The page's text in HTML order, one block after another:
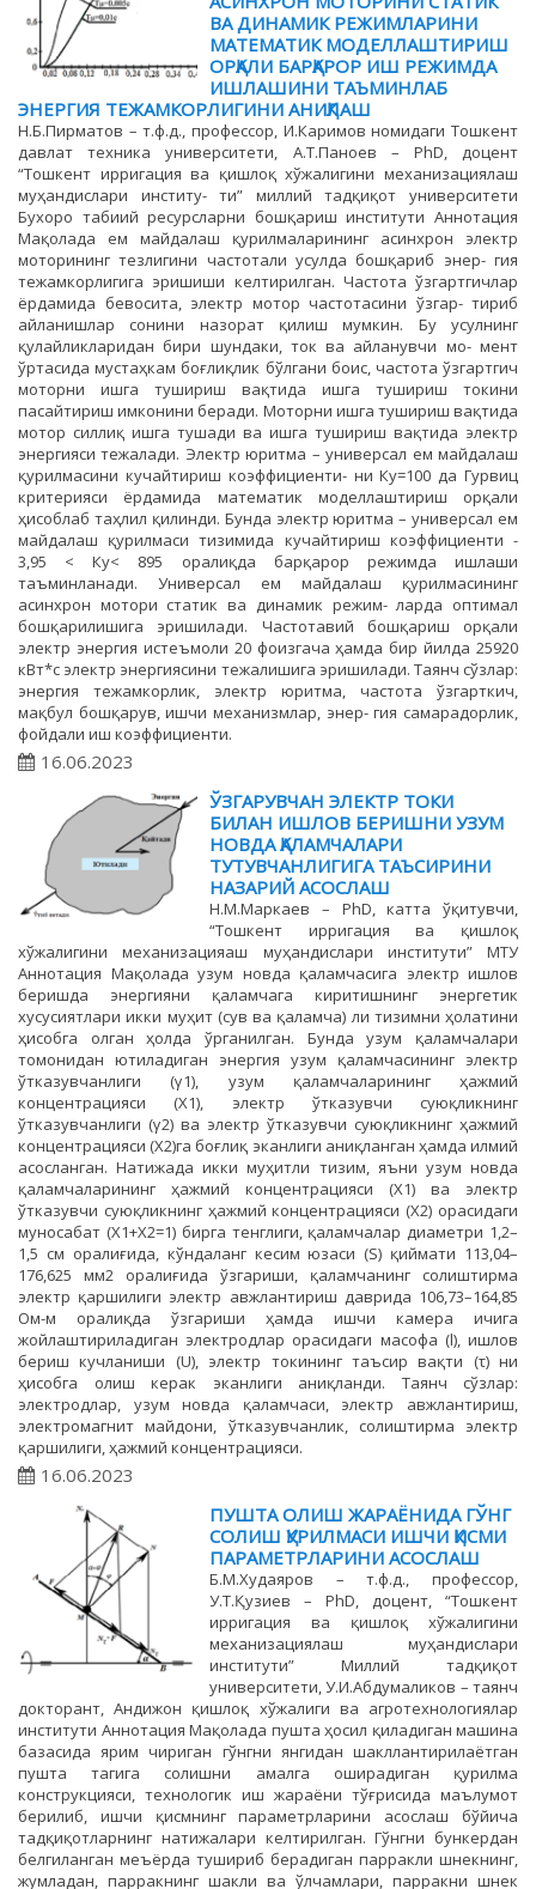
ВА ДИНАМИК РЕЖИМЛАРИНИ
МАТЕМАТИК МОДЕЛЛАШТИРИШ
ОРҚАЛИ БАРҚАРОР ИШ РЕЖИМДА
ИШЛАШИНИ ТАЪМИНЛАБ
ЭНЕРГИЯ ТЕЖАМКОРЛИГИНИ АНИҚЛАШ
Н.Б.Пирматов – т.ф.д., профессор, И.Каримов номидаги Тошкент
давлат техника университети, А.Т.Паноев – PhD, доцент
“Тошкент ирригация ва қишлоқ хўжалигини механизациялаш
муҳандислари институ- ти” миллий тадқиқот университети
Бухоро табиий ресурсларни бошқариш институти Аннотация
Мақолада ем майдалаш қурилмаларининг асинхрон электр
моторининг тезлигини частотали усулда бошқариб энер- гия
тежамкорлигига эришиши келтирилган. Частота ўзгартгичлар
ёрдамида бевосита, электр мотор частотасини ўзгар- тириб
айланишлар сонини назорат қилиш мумкин. Бу усулнинг
қулайликларидан бири шундаки, ток ва айланувчи мо- мент
ўртасида мустаҳкам боғлиқлик бўлгани боис, частота ўзгартгич
моторни ишга тушириш вақтида ишга тушириш токини
пасайтириш имконини беради. Моторни ишга тушириш вақтида
мотор силлиқ ишга тушади ва ишга тушириш вақтида электр
энергияси тежалади. Электр юритма – универсал ем майдалаш
қурилмасини кучайтириш коэффициенти- ни Ку=100 да Гурвиц
критерияси ёрдамида математик моделлаштириш орқали
ҳисоблаб таҳлил қилинди. Бунда электр юритма – универсал ем
майдалаш қурилмаси тизимида кучайтириш коэффициенти -
3,95 < Ку< 895 оралиқда барқарор режимда ишлаши
таъминланади. Универсал ем майдалаш қурилмасининг
асинхрон мотори статик ва динамик режим- ларда оптимал
бошқарилишига эришилади. Частотавий бошқариш орқали
электр энергия истеъмоли 20 фоизгача ҳамда бир йилда 25920
кВт*с электр энергиясини тежалишига эришилади. Таянч сўзлар:
энергия тежамкорлик, электр юритма, частота ўзгарткич,
мақбул бошқарув, ишчи механизмлар, энер- гия самарадорлик,
фойдали иш коэффициенти.
16.06.2023
ЎЗГАРУВЧАН ЭЛEКТР ТОКИ
БИЛАН ИШЛОВ БEРИШНИ УЗУМ
НОВДА ҚАЛАМЧАЛАРИ
ТУТУВЧАНЛИГИГА ТАЪСИРИНИ
НАЗАРИЙ АСОСЛАШ
Н.М.Маркаев – PhD, катта ўқитувчи,
“Тошкент ирригация ва қишлоқ
хўжалигини механизацияаш муҳандислари институти” МТУ
Аннотация Мақолада узум новда қаламчасига электр ишлов
беришда энергияни қаламчага киритишнинг энергетик
хусусиятлари икки муҳит (сув ва қаламча) ли тизимни ҳолатини
ҳисобга олган ҳолда ўрганилган. Бунда узум қаламчалари
томонидан ютиладиган энергия узум қаламчасининг электр
ўтказувчанлиги (γ1), узум қаламчаларининг ҳажмий
концентрацияси (Х1), электр ўтказувчи суюқликнинг
ўтказувчанлиги (γ2) ва электр ўтказувчи суюқликнинг ҳажмий
концентрацияси (Х2)га боғлиқ эканлиги аниқланган ҳамда илмий
асосланган. Натижада икки муҳитли тизим, яъни узум новда
қаламчаларининг ҳажмий концентрацияси (Х1) ва электр
ўтказувчи суюқликнинг ҳажмий концентрацияси (Х2) орасидаги
муносабат (Х1+Х2=1) бирга тенглиги, қаламчалар диаметри 1,2–
1,5 cм оралиғида, кўндаланг кесим юзаси (S) қиймати 113,04–
176,625 мм2 оралиғида ўзгариши, қаламчанинг солиштирма
электр қаршилиги электр авжлантириш даврида 106,73–164,85
Ом-м оралиқда ўзгариши ҳамда ишчи камера ичига
жойлаштириладиган электродлар орасидаги масофа (l), ишлов
бериш кучланиши (U), электр токининг таъсир вақти (τ) ни
ҳисобга олиш керак эканлиги аниқланди. Таянч сўзлар:
электродлар, узум новда қаламчаси, электр авжлантириш,
электромагнит майдони, ўтказувчанлик, солиштирма электр
қаршилиги, ҳажмий концентрацияси.
16.06.2023
ПУШТА ОЛИШ ЖАРАЁНИДА ГЎНГ
СОЛИШ ҚУРИЛМАСИ ИШЧИ ҚИСМИ
ПАРАМЕТРЛАРИНИ АСОСЛАШ
Б.М.Худаяров – т.ф.д., профессор,
У.Т.Қузиев – PhD, доцент, “Тошкент
ирригация ва қишлоқ хўжалигини
механизациялаш муҳандислари
институти” Миллий тадқиқот
университети, У.И.Абдумаликов – таянч
докторант, Андижон қишлоқ хўжалиги ва агротехнологиялар
институти Аннотация Мақолада пушта ҳосил қиладиган машина
базасида ярим чириган гўнгни янгидан шакллантирилаётган
пушта тагига солишни амалга оширадиган қурилма
конструкцияси, технологик иш жараёни тўғрисида маълумот
берилиб, ишчи қисмнинг параметрларини асослаш бўйича
тадқиқотларнинг натижалари келтирилган. Гўнгни бункердан
белгиланган меъёрда тушириб берадиган парракли шнекнинг,
жумладан, парракнинг шакли ва ўлчамлари, парракни шнек